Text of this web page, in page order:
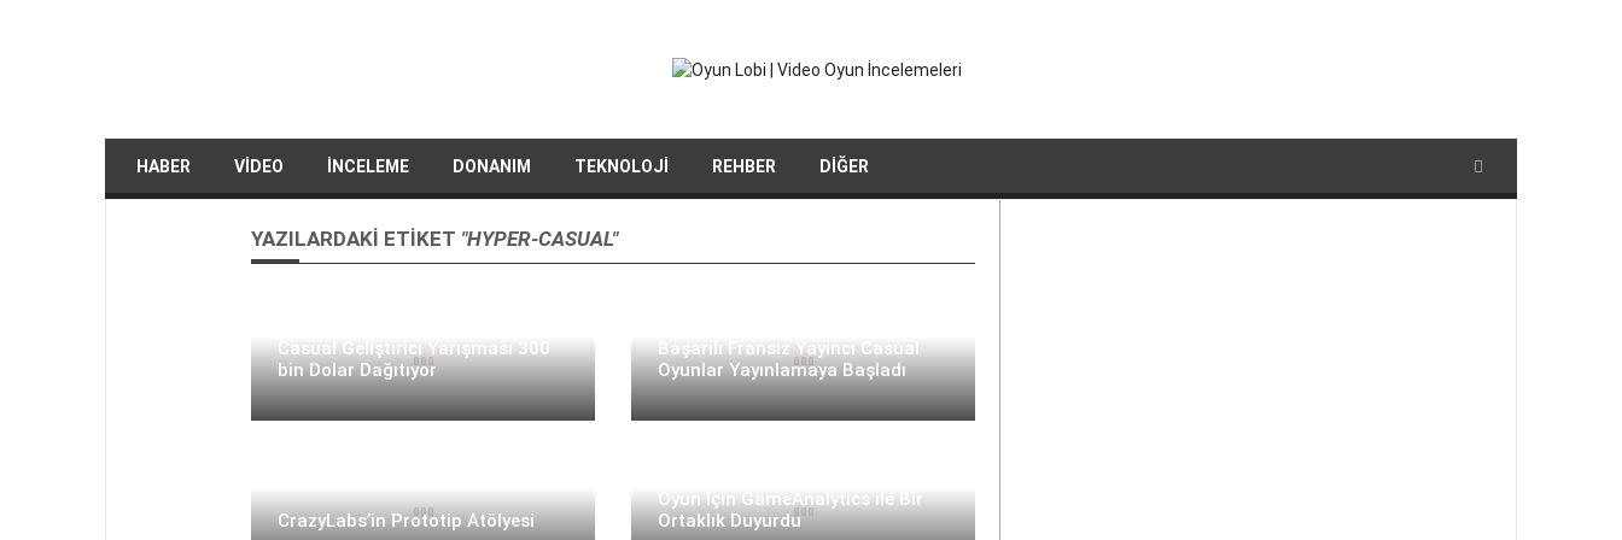
HABER VIDEO İNCELEME DONANIM TEKNOLOJI REHBER DIĞER
YAZILARDAKI ETIKET "HYPER-CASUAL"
Casual Geliştirici Yarışması 300
bin Dolar Dağıtıyor
Başarılı Fransız Yayıncı Casual
Oyunlar Yayınlamaya Başladı
CrazyLabs’in Prototip Atölyesi
Oyun İçin GameAnalytics ile Bir
Ortaklık Duyurdu